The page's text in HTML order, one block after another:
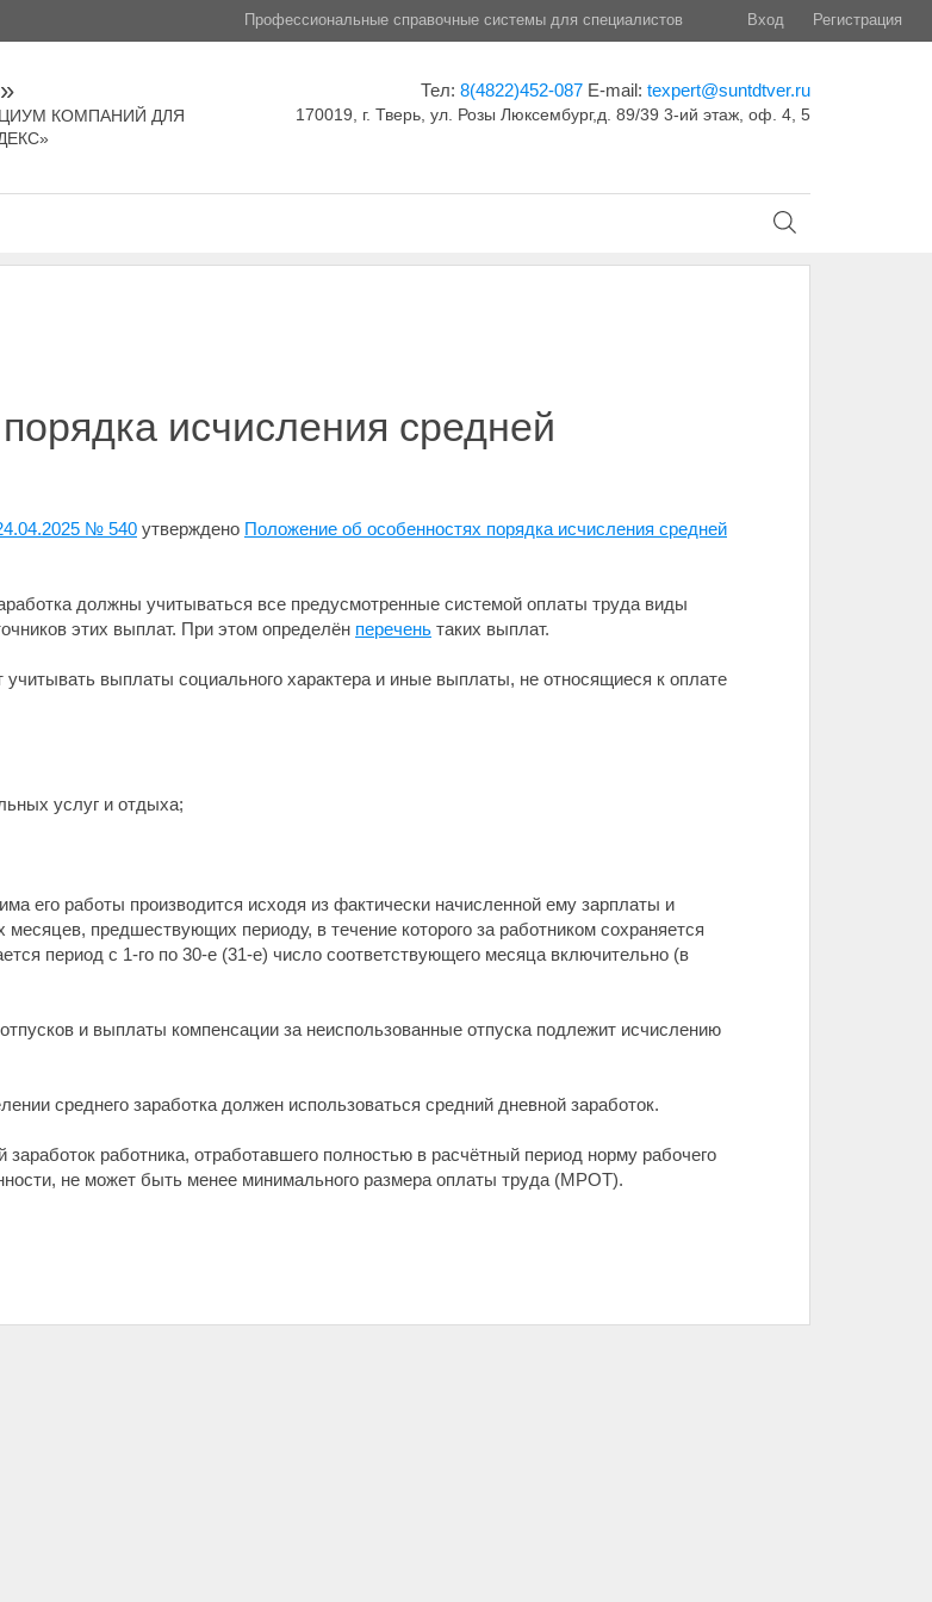
Профессиональные справочные системы для специалистов Вход Регистрация
КОМПАНИЙ ДЛЯ
Тел: 8(4822)452-087 E-mail: texpert@suntdtver.ru
170019, г. Тверь, ул. Розы Люксембург,д. 89/39 3-ий этаж, оф. 4, 5
исчисления средней
№ 540 утверждено Положение об особенностях порядка исчисления средней
должны учитываться все предусмотренные системой оплаты труда виды
этих выплат. При этом определён перечень таких выплат.
выплаты социального характера и иные выплаты, не относящиеся к оплате
услуг и отдыха;
его работы производится исходя из фактически начисленной ему зарплаты и
предшествующих периоду, в течение которого за работником сохраняется
период с 1-го по 30-е (31-е) число соответствующего месяца включительно (в
и выплаты компенсации за неиспользованные отпуска подлежит исчислению
среднего заработка должен использоваться средний дневной заработок.
работника, отработавшего полностью в расчётный период норму рабочего
не может быть менее минимального размера оплаты труда (МРОТ).